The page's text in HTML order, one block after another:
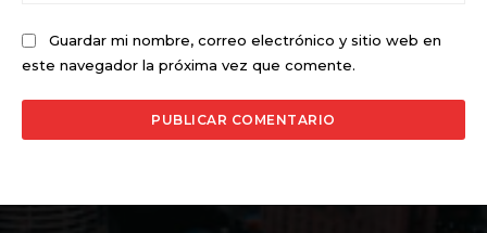
Guardar mi nombre, correo electrónico y sitio web en
este navegador la próxima vez que comente.